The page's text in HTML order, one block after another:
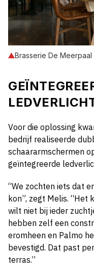
Brasserie De Meerpaal
Voor die oplossing
bedrijf realiseerde
schaararmschermen
geïntegreerde
“We zochten iets dat
kon”, zegt Melis. “Het
wilt niet bij ieder
hebben zelf een
eromheen en Palmo
bevestigd. Dat past
terras.”